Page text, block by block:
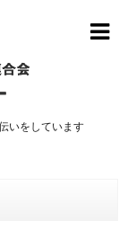
いをしています